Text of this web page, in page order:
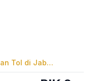
Daftar Artikel Akses Jalan Tol di Jabodetabek